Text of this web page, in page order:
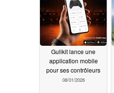
Gulikit lance une
application mobile
pour ses contrôleurs
08/01/2026